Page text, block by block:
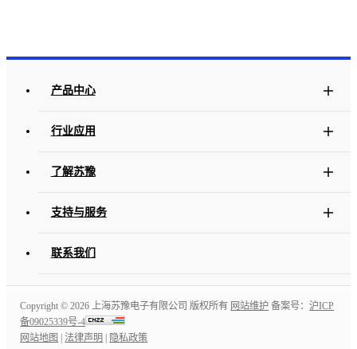
产品中心
行业应用
了解苏豫
支持与服务
联系我们
Copyright ©2026 上海苏豫电子有限公司 版权所有 网站维护 备案号：沪ICP
备09025339号-4
网站地图
法律声明 隐私政策